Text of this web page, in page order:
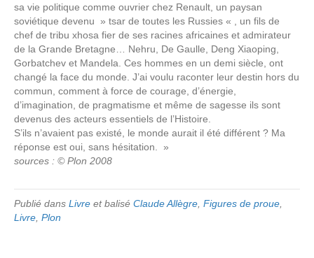
sa vie politique comme ouvrier chez Renault, un paysan
soviétique devenu » tsar de toutes les Russies « , un fils de
chef de tribu xhosa fier de ses racines africaines et admirateur
de la Grande Bretagne… Nehru, De Gaulle, Deng Xiaoping,
Gorbatchev et Mandela. Ces hommes en un demi siècle, ont
changé la face du monde. J’ai voulu raconter leur destin hors du
commun, comment à force de courage, d’énergie,
d’imagination, de pragmatisme et même de sagesse ils sont
devenus des acteurs essentiels de l’Histoire.
S’ils n’avaient pas existé, le monde aurait il été différent ? Ma
réponse est oui, sans hésitation. »
sources : © Plon 2008
Publié dans Livre et balisé Claude Allègre, Figures de proue,
Livre, Plon